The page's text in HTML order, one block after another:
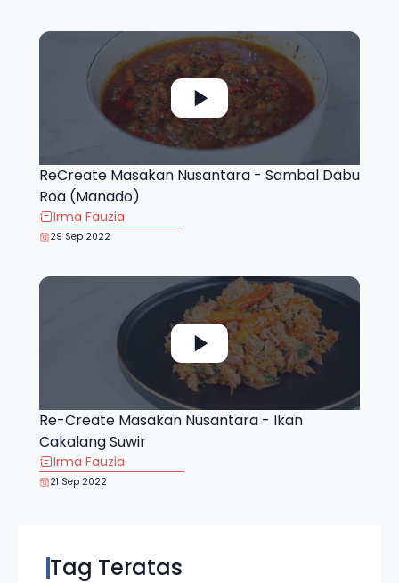
ReCreate Masakan Nusantara - Sambal Dabu
Roa (Manado)
Irma Fauzia
29 Sep 2022
Re-Create Masakan Nusantara - Ikan
Cakalang Suwir
Irma Fauzia
21 Sep 2022
Tag Teratas